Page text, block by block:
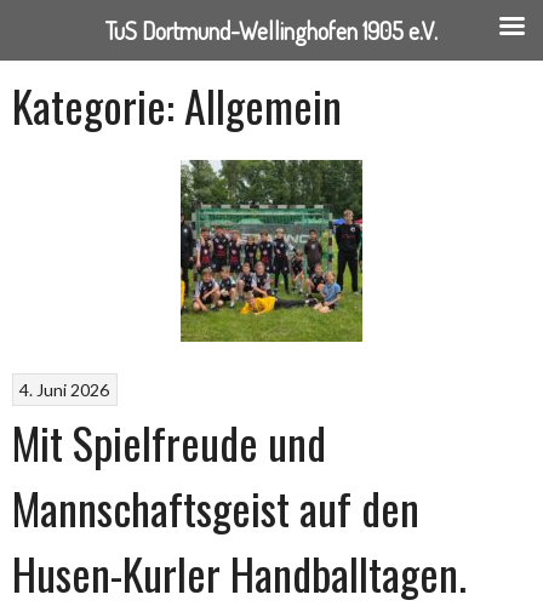
zum
Inhalt
Kategorie:Allgemein
4. Juni 2026
Mit Spielfreude und
Mannschaftsgeist auf den
Husen-Kurler Handballtagen.
TuS Dortmund-Wellinghofen 1905 e.V.